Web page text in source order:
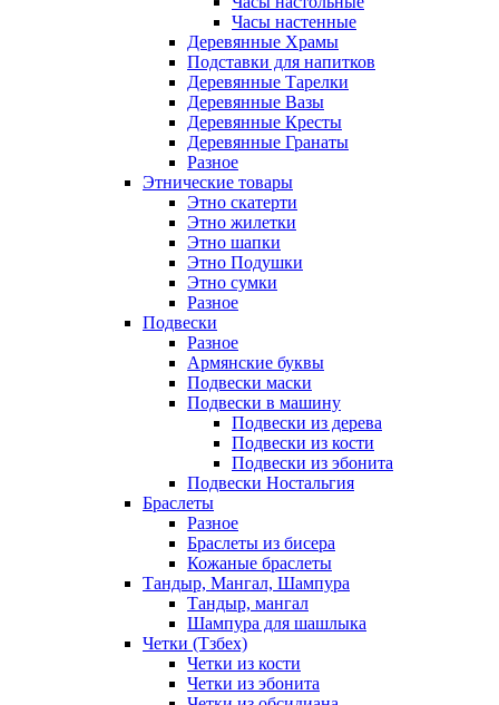
Часы настенные
Деревянные Храмы
Подставки для напитков
Деревянные Тарелки
Деревянные Вазы
Деревянные Кресты
Деревянные Гранаты
Разное
Этнические товары
Этно скатерти
Этно жилетки
Этно шапки
Этно Подушки
Этно сумки
Разное
Подвески
Разное
Армянские буквы
Подвески маски
Подвески в машину
Подвески из дерева
Подвески из кости
Подвески из эбонита
Подвески Ностальгия
Браслеты
Разное
Браслеты из бисера
Кожаные браслеты
Тандыр, Мангал, Шампура
Тандыр, мангал
Шампура для шашлыка
Четки (Тзбех)
Четки из кости
Четки из эбонита